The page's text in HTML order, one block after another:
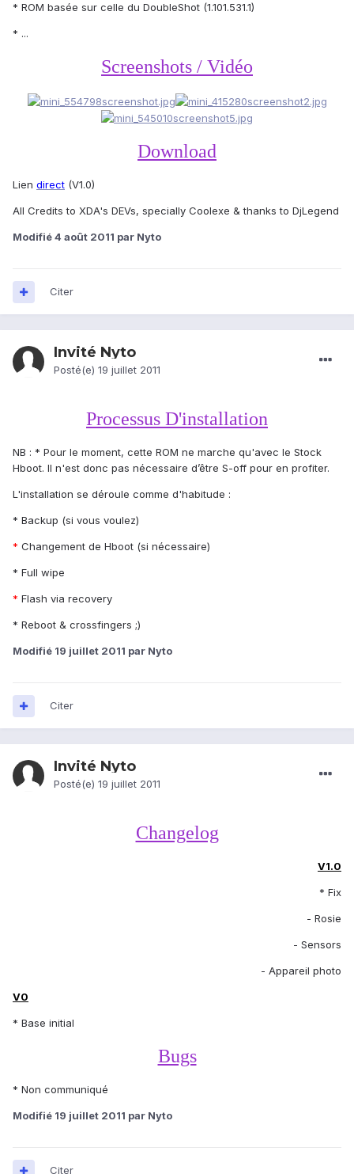
* ROM basée sur celle du DoubleShot (1.101.531.1)
* ...
Screenshots / Vidéo
Download
Lien direct (V1.0)
All Credits to XDA's DEVs, specially Coolexe & thanks to DjLegend
Modifié4 août 2011 par Nyto
Citer
Invité Nyto
Posté(e) 19 juillet 2011
Processus D'installation
NB : * Pour le moment, cette ROM ne marche qu'avec le Stock
Hboot. Il n'est donc pas nécessaire d’être S-off pour en profiter.
L'installation se déroule comme d'habitude :
* Backup (si vous voulez)
* Changement de Hboot (si nécessaire)
* Full wipe
* Flash via recovery
* Reboot & crossfingers ;)
Modifié 19 juillet 2011 par Nyto
Citer
Invité Nyto
Posté(e) 19 juillet 2011
Changelog
V1.0
* Fix
- Rosie
- Sensors
- Appareil photo
V0
* Base initial
Bugs
* Non communiqué
Modifié 19 juillet 2011 par Nyto
Citer